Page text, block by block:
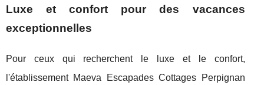
Luxe et confort pour des vacances
exceptionnelles
Pour ceux qui recherchent le luxe et le confort,
l'établissement Maeva Escapades Cottages Perpignan